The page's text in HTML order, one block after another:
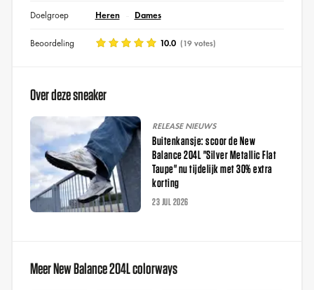
Doelgroep Heren Dames
Beoordeling 10.0 (19 votes)
Over deze sneaker
RELEASE NIEUWS
Buitenkansje: scoor de New
Balance 204L "Silver Metallic Flat
Taupe" nu tijdelijk met 30% extra
korting
23 JUL 2026
Meer New Balance 204L colorways